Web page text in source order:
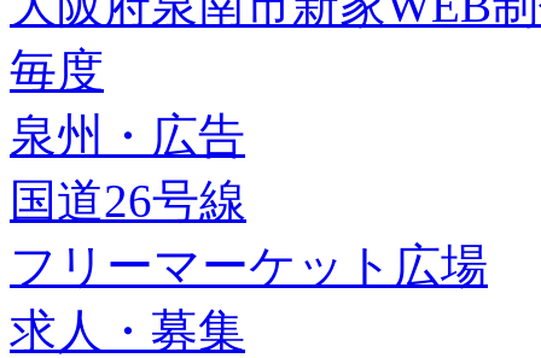
毎度
泉州・広告
国道26号線
フリーマーケット広場
求人・募集